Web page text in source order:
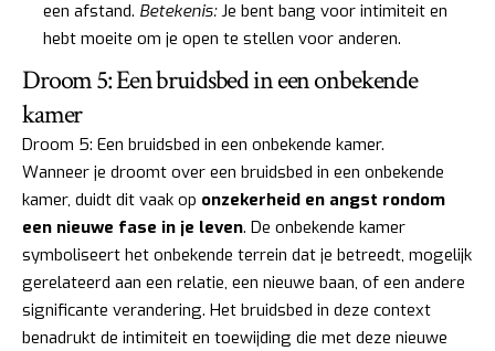
een afstand. Betekenis:Je bent bang voor intimiteit en
hebt moeite om je open te stellen voor anderen.
Droom 5: Een bruidsbed in een onbekende
kamer
Droom 5: Een bruidsbed in een onbekende kamer.
Wanneer je droomt over een bruidsbed in een onbekende
kamer, duidt dit vaak op onzekerheid en angst rondom
een nieuwe fase in je leven. De onbekende kamer
symboliseert het onbekende terrein dat je betreedt, mogelijk
gerelateerd aan een relatie, een nieuwe baan, of een andere
significante verandering. Het bruidsbed in deze context
benadrukt de intimiteit en toewijding die met deze nieuwe